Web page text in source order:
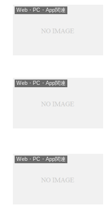
Web・PC・App関連
Web・PC・App関連
Web・PC・App関連